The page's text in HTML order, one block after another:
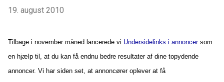
19. august 2010
Tilbage i november måned lancerede vi Undersidelinks i annoncersom
en hjælp til, at du kan få endnu bedre resultater af dine topydende
annoncer. Vi har siden set, at annoncører oplever at få